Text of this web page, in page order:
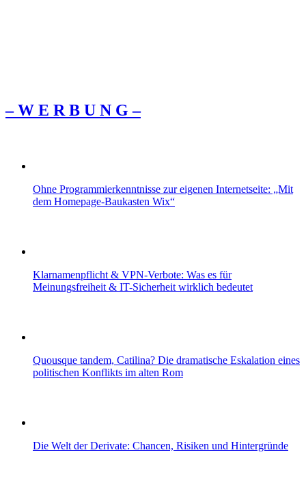
– W Ε R Β U Ν G –
Ohne Programmierkenntnisse zur eigenen Internetseite: „Mit
dem Homepage-Baukasten Wix“
Klarnamenpflicht & VPN-Verbote: Was es für
Meinungsfreiheit & IT-Sicherheit wirklich bedeutet
Quousque tandem, Catilina? Die dramatische Eskalation eines
politischen Konflikts im alten Rom
Die Welt der Derivate: Chancen, Risiken und Hintergründe